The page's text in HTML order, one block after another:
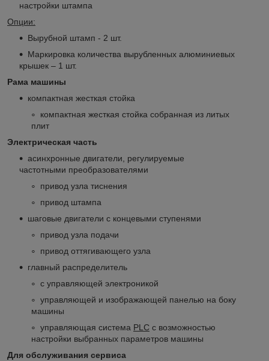
настройки штампа
Опции:
Вырубной штамп - 2 шт.
Маркировка количества вырубленных алюминиевых
крышек – 1 шт.
Рама машины
компактная жесткая стойка
компактная жесткая стойка собранная из литых
плит
Электрическая часть
асинхронные двигатели, регулируемые
частотными преобразователями
привод узла тиснения
привод штампа
шаговые двигатели с концевыми ступенями
привод узла подачи
привод оттягивающего узла
главный распределитель
с управляющей электроникой
управляющей и изображающей панелью на боку
машины
управляющая система PLC с возможностью
настройки выбранных параметров машины
Для обслуживания сервиса